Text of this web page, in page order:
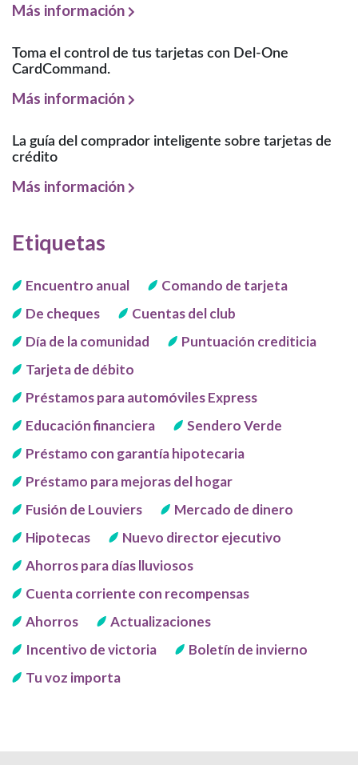
Más información
Toma el control de tus tarjetas con Del-One
CardCommand.
Más información
La guía del comprador inteligente sobre tarjetas de
crédito
Más información
Etiquetas
Encuentro anual
Comando de tarjeta
De cheques
Cuentas del club
Día de la comunidad
Puntuación crediticia
Tarjeta de débito
Préstamos para automóviles Express
Educación financiera
Sendero Verde
Préstamo con garantía hipotecaria
Préstamo para mejoras del hogar
Fusión de Louviers
Mercado de dinero
Hipotecas
Nuevo director ejecutivo
Ahorros para días lluviosos
Cuenta corriente con recompensas
Ahorros
Actualizaciones
Incentivo de victoria
Boletín de invierno
Tu voz importa